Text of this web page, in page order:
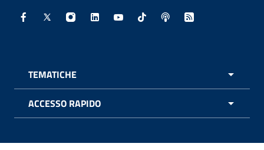
Facebook - Sito esterno - Apertura in nuova finestra
X - Sito esterno - Apertura in nuova finestra
Instagram - Sito esterno - Apertura in
Linkedin - Sito esterno - Apertura in
Youtube - Sito esterno -
TikTok - Sito esterno -
Spreaker - Sito
Feed RSS -
TEMATICHE
ACCESSO RAPIDO